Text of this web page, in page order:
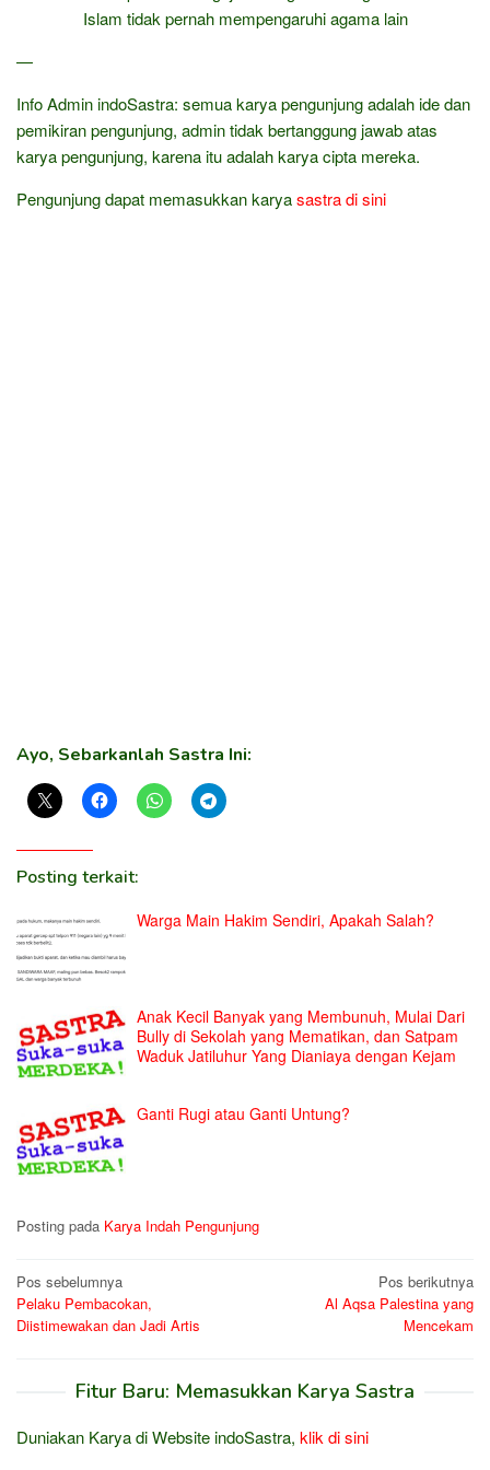
Islam tidak pernah mempengaruhi agama lain
—
Info Admin indoSastra: semua karya pengunjung adalah ide dan
pemikiran pengunjung, admin tidak bertanggung jawab atas
karya pengunjung, karena itu adalah karya cipta mereka.
Pengunjung dapat memasukkan karyasastradi sini
Ayo, Sebarkanlah Sastra Ini:
Posting terkait:
Warga Main Hakim Sendiri, Apakah Salah?
Anak Kecil Banyak yang Membunuh, Mulai Dari
Bully di Sekolah yang Mematikan, dan Satpam
Waduk Jatiluhur Yang Dianiaya dengan Kejam
Ganti Rugi atau Ganti Untung?
Posting pada Karya Indah Pengunjung
Navigasi
pos
Pos sebelumnya
Pelaku Pembacokan,
Diistimewakan dan Jadi Artis
Pos berikutnya
Al Aqsa Palestina yang
Mencekam
Fitur Baru: Memasukkan Karya Sastra
Duniakan Karya di Website indoSastra, klik di sini